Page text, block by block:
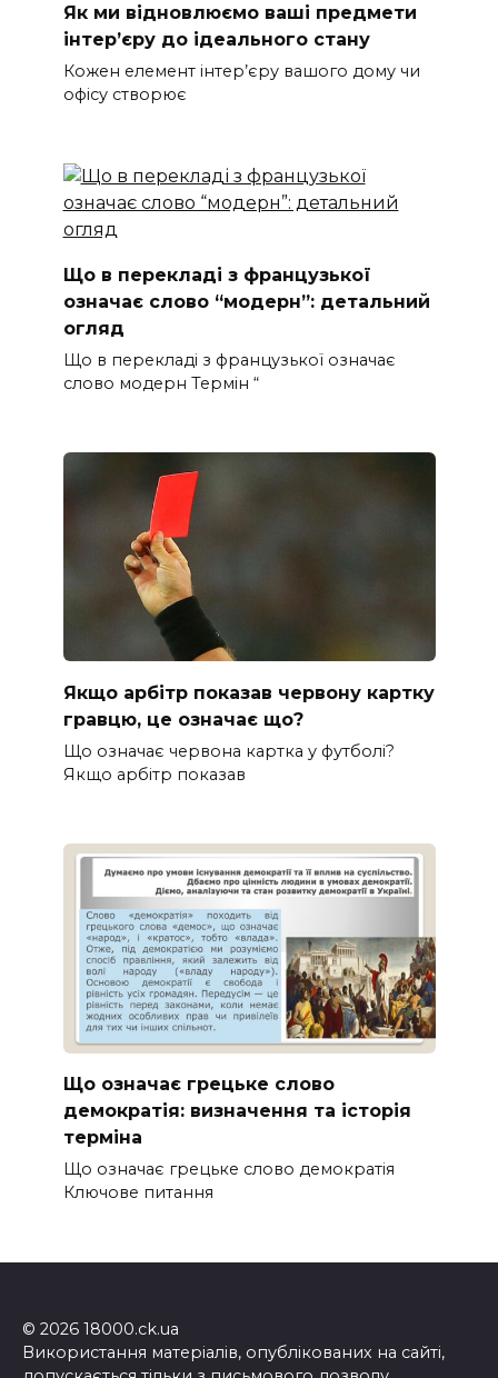
Як ми відновлюємо ваші предмети
інтер’єру до ідеального стану
Кожен елемент інтер’єру вашого дому чи
офісу створює
Що в перекладі з французької
означає слово “модерн”: детальний
огляд
Що в перекладі з французької означає
слово модерн Термін “
Якщо арбітр показав червону картку
гравцю, це означає що?
Що означає червона картка у футболі?
Якщо арбітр показав
Що означає грецьке слово
демократія: визначення та історія
терміна
Що означає грецьке слово демократія
Ключове питання
© 2026 18000.ck.ua
Використання матеріалів, опублікованих на сайті,